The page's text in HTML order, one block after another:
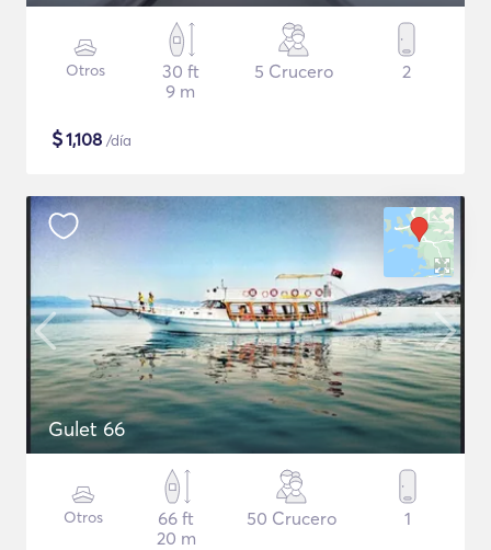
Otros
30 ft
9 m
5 Crucero 2
$1,108 /día
Gulet 66
Otros
66 ft
20 m
50 Crucero 1